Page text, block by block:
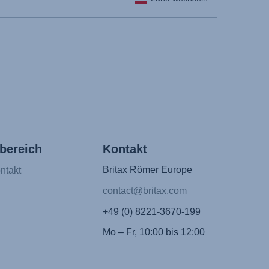
Kontakt
Britax Römer Europe
contact@britax.com
+49 (0) 8221-3670-199
Mo – Fr, 10:00 bis 12:00